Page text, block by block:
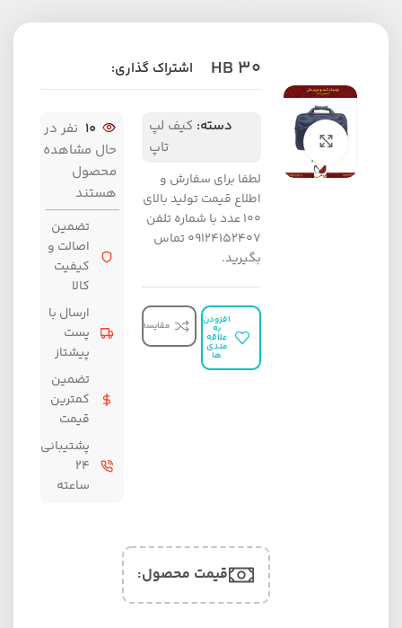
برای بزرگنمایی کلیک کنید
HB 30 اشتراک گذاری:
دسته: کیف لپ
تاپ
لطفا برای سفارش و
اطلاع قیمت تولید بالای
100 عدد با شماره تلفن
09124152407 تماس
بگیرید.
افزودن
به
علاقه
مندی
ها
مقایسه
10 نفر در
حال مشاهده
محصول
هستند
تضمین
اصالت و
کیفیت
کالا
ارسال با
پست
پیشتاز
تضمین
کمترین
قیمت
پشتیبانی
۲۴
ساعته
قیمت محصول:​